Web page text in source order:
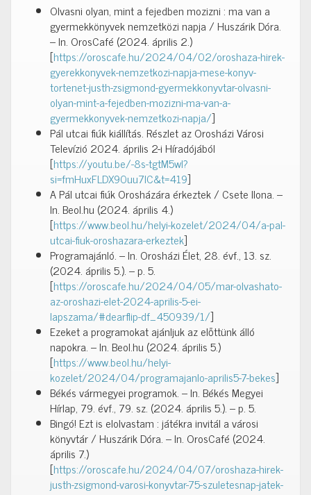
Olvasni olyan, mint a fejedben mozizni : ma van a
gyermekkönyvek nemzetközi napja / Huszárik Dóra.
– In. OrosCafé (2024. április 2.)
[https://oroscafe.hu/2024/04/02/oroshaza-hirek-
gyerekkonyvek-nemzetkozi-napja-mese-konyv-
tortenet-justh-zsigmond-gyermekkonyvtar-olvasni-
olyan-mint-a-fejedben-mozizni-ma-van-a-
gyermekkonyvek-nemzetkozi-napja/]
Pál utcai fiúk kiállítás. Részlet az Orosházi Városi
Televízió 2024. április 2-i Híradójából
[https://youtu.be/-8s-tgtM5wI?
si=fmHuxFLDX90uu7lC&t=419]
A Pál utcai fiúk Orosházára érkeztek / Csete Ilona. –
In. Beol.hu (2024. április 4.)
[https://www.beol.hu/helyi-kozelet/2024/04/a-pal-
utcai-fiuk-oroshazara-erkeztek]
Programajánló. – In. Orosházi Élet, 28. évf., 13. sz.
(2024. április 5.). – p. 5.
[https://oroscafe.hu/2024/04/05/mar-olvashato-
az-oroshazi-elet-2024-aprilis-5-ei-
lapszama/#dearflip-df_450939/1/]
Ezeket a programokat ajánljuk az előttünk álló
napokra. – In. Beol.hu (2024. április 5.)
[https://www.beol.hu/helyi-
kozelet/2024/04/programajanlo-aprilis5-7-bekes]
Békés vármegyei programok. – In. Békés Megyei
Hírlap, 79. évf., 79. sz. (2024. április 5.). – p. 5.
Bingó! Ezt is elolvastam : játékra invitál a városi
könyvtár / Huszárik Dóra. – In. OrosCafé (2024.
április 7.)
[https://oroscafe.hu/2024/04/07/oroshaza-hirek-
justh-zsigmond-varosi-konyvtar-75-szuletesnap-jatek-